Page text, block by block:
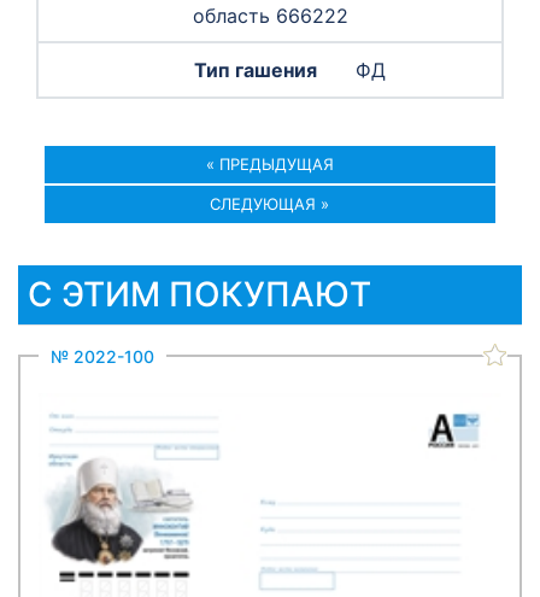
область 666222
ФД
« ПРЕДЫДУЩАЯ
СЛЕДУЮЩАЯ »
С ЭТИМ ПОКУПАЮТ
№ 2022-100